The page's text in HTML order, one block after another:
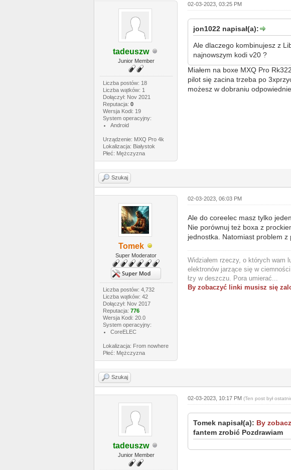
tadeuszw
Junior Member
Liczba postów: 18
Liczba wątków: 1
Dołączył: Nov 2021
Reputacja: 0
Wersja Kodi: 19
System operacyjny:
Android
Urządzenie: MXQ Pro 4k
Lokalizacja: Białystok
Płeć: Mężczyzna
02-03-2023, 03:25 PM
jon1022 napisał(a):
Ale dlaczego kombinujesz z
najnowszym kodi v20 ?
Miałem na boxe MXQ Pro
pilot się zacina trzeba po
możesz w dobraniu
Szukaj
Tomek
Super Moderator
Liczba postów: 4,732
Liczba wątków: 42
Dołączył: Nov 2017
Reputacja: 776
Wersja Kodi: 20.0
System operacyjny:
CoreELEC
Lokalizacja: From nowhere
Płeć: Mężczyzna
02-03-2023, 06:03 PM
Ale do coreelec masz tylko
Nie porównuj też boxa z
jednostka. Natomiast problem
Widziałem rzeczy, o których wam
elektronów jarzące się w
łzy w deszczu. Pora umierać...
By zobaczyć linki musisz się
Szukaj
tadeuszw
Junior Member
02-03-2023, 10:17 PM (Ten post był
Tomek napisał(a): By
fantem zrobić Pozdrawiam